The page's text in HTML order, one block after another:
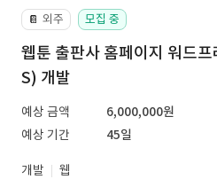
📔 외주 모집 중
웹툰 출판사 홈페이지 워드
S) 개발
예상 금액
6,000,000원
예상 기간
45일
개발
웹